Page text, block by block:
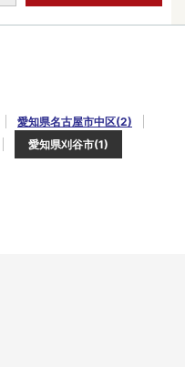
愛知県名古屋市中区(2)
愛知県刈谷市(1)